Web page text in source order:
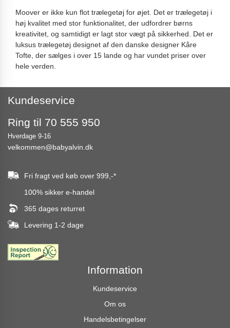
Moover er ikke kun flot trælegetøj for øjet. Det er trælegetøj i
høj kvalitet med stor funktionalitet, der udfordrer børns
kreativitet, og samtidigt er lagt stor vægt på sikkerhed. Det er
luksus trælegetøj designet af den danske designer Kåre
Tofte, der sælges i over 15 lande og har vundet priser over
hele verden.
Kundeservice
Ring til 70 555 950
Hverdage 9-16
velkommen@babyalvin.dk
Fri fragt ved køb over 999,-*
100% sikker e-handel
365 dages returret
Levering 1-2 dage
Information
Kundeservice
Om os
Handelsbetingelser